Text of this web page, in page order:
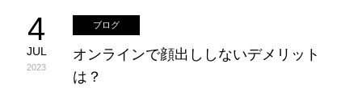
4
JUL
2023
ブログ
オンラインで顔出ししないデメリット
は？
無料ガイドブック
オンシク本